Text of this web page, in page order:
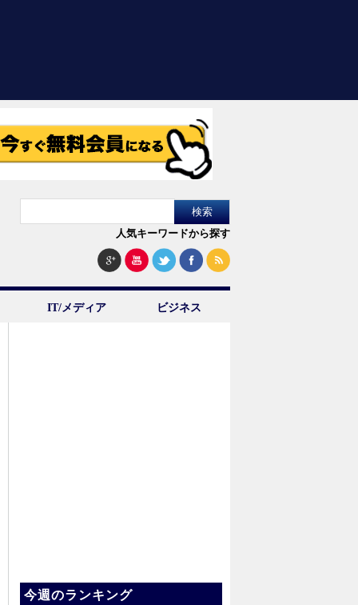
人気キーワードから探す
IT/メディア ビジネス
今週のランキング